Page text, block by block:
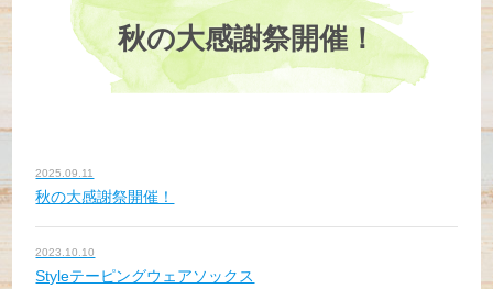
秋の大感謝祭開催！
2025.09.11
秋の大感謝祭開催！
2023.10.10
Styleテーピングウェアソックス